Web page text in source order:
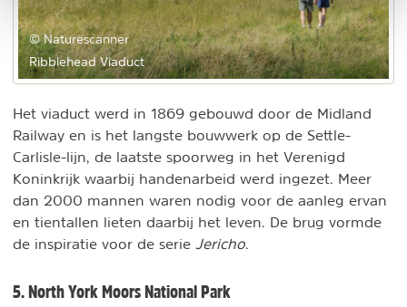
© Naturescanner
Ribblehead Viaduct
Het viaduct werd in 1869 gebouwd door de Midland
Railway en is het langste bouwwerk op de Settle-
Carlisle-lijn, de laatste spoorweg in het Verenigd
Koninkrijk waarbij handenarbeid werd ingezet. Meer
dan 2000 mannen waren nodig voor de aanleg ervan
en tientallen lieten daarbij het leven. De brug vormde
de inspiratie voor de serie
Jericho
5. North York Moors National Park